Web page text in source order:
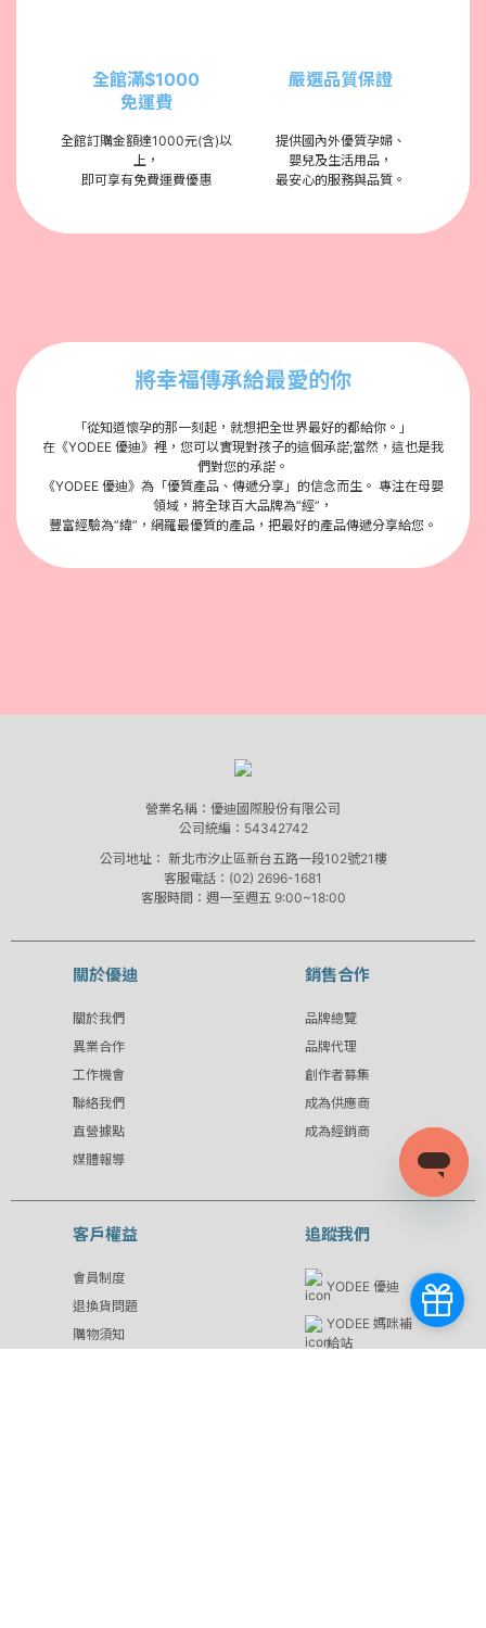
全館滿$1000
免運費
全館訂購金額達1000元(含)以
上，
即可享有免費運費優惠
嚴選品質保證
提供國內外優質孕婦、
嬰兒及生活用品，
最安心的服務與品質。
將幸福傳承給最愛的你
「從知道懷孕的那一刻起，就想把全世界最好的都給你。」
在《YODEE 優迪》裡，您可以實現對孩子的這個承諾;當然，這也是我
們對您的承諾。
《YODEE 優迪》為「優質產品、傳遞分享」的信念而生。 專注在母嬰
領域，將全球百大品牌為”經”，
豐富經驗為”緯”，網羅最優質的產品，把最好的產品傳遞分享給您。
營業名稱：優迪國際股份有限公司
公司統編：54342742
公司地址： 新北市汐止區新台五路一段102號21樓
客服電話：(02) 2696-1681
客服時間：週一至週五 9:00~18:00
關於優迪
關於我們
異業合作
工作機會
聯絡我們
直營據點
媒體報導
銷售合作
品牌總覽
品牌代理
創作者募集
成為供應商
成為經銷商
客戶權益
會員制度
退換貨問題
購物須知
追蹤我們
YODEE 優迪
YODEE 媽咪補
給站